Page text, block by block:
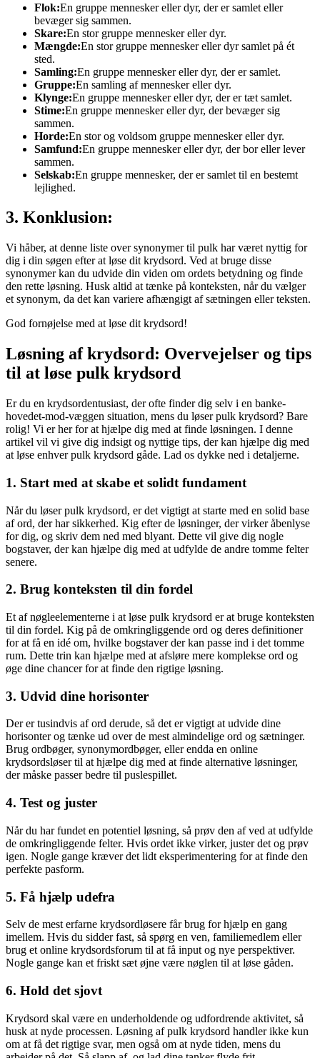
Flok:En gruppe mennesker eller dyr, der er samlet eller
bevæger sig sammen.
Skare:En stor gruppe mennesker eller dyr.
Mængde:En stor gruppe mennesker eller dyr samlet på ét
sted.
Samling:En gruppe mennesker eller dyr, der er samlet.
Gruppe:En samling af mennesker eller dyr.
Klynge:En gruppe mennesker eller dyr, der er tæt samlet.
Stime:En gruppe mennesker eller dyr, der bevæger sig
sammen.
Horde:En stor og voldsom gruppe mennesker eller dyr.
Samfund:En gruppe mennesker eller dyr, der bor eller lever
sammen.
Selskab:En gruppe mennesker, der er samlet til en bestemt
lejlighed.
3. Konklusion:
Vi håber, at denne liste over synonymer til pulk har været nyttig for
dig i din søgen efter at løse dit krydsord. Ved at bruge disse
synonymer kan du udvide din viden om ordets betydning og finde
den rette løsning. Husk altid at tænke på konteksten, når du vælger
et synonym, da det kan variere afhængigt af sætningen eller teksten.
God fornøjelse med at løse dit krydsord!
Løsning af krydsord: Overvejelser og tips
til at løse pulk krydsord
Er du en krydsordentusiast, der ofte finder dig selv i en banke-
hovedet-mod-væggen situation, mens du løser pulk krydsord? Bare
rolig! Vi er her for at hjælpe dig med at finde løsningen. I denne
artikel vil vi give dig indsigt og nyttige tips, der kan hjælpe dig med
at løse enhver pulk krydsord gåde. Lad os dykke ned i detaljerne.
1. Start med at skabe et solidt fundament
Når du løser pulk krydsord, er det vigtigt at starte med en solid base
af ord, der har sikkerhed. Kig efter de løsninger, der virker åbenlyse
for dig, og skriv dem ned med blyant. Dette vil give dig nogle
bogstaver, der kan hjælpe dig med at udfylde de andre tomme felter
senere.
2. Brug konteksten til din fordel
Et af nøgleelementerne i at løse pulk krydsord er at bruge konteksten
til din fordel. Kig på de omkringliggende ord og deres definitioner
for at få en idé om, hvilke bogstaver der kan passe ind i det tomme
rum. Dette trin kan hjælpe med at afsløre mere komplekse ord og
øge dine chancer for at finde den rigtige løsning.
3. Udvid dine horisonter
Der er tusindvis af ord derude, så det er vigtigt at udvide dine
horisonter og tænke ud over de mest almindelige ord og sætninger.
Brug ordbøger, synonymordbøger, eller endda en online
krydsordsløser til at hjælpe dig med at finde alternative løsninger,
der måske passer bedre til puslespillet.
4. Test og juster
Når du har fundet en potentiel løsning, så prøv den af ved at udfylde
de omkringliggende felter. Hvis ordet ikke virker, juster det og prøv
igen. Nogle gange kræver det lidt eksperimentering for at finde den
perfekte pasform.
5. Få hjælp udefra
Selv de mest erfarne krydsordløsere får brug for hjælp en gang
imellem. Hvis du sidder fast, så spørg en ven, familiemedlem eller
brug et online krydsordsforum til at få input og nye perspektiver.
Nogle gange kan et friskt sæt øjne være nøglen til at løse gåden.
6. Hold det sjovt
Krydsord skal være en underholdende og udfordrende aktivitet, så
husk at nyde processen. Løsning af pulk krydsord handler ikke kun
om at få det rigtige svar, men også om at nyde tiden, mens du